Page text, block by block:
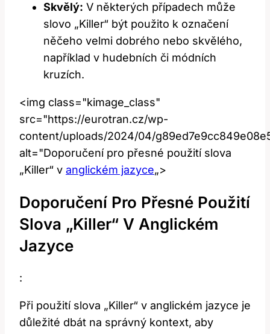
Skvělý: V některých případech může
slovo „Killer“ být použito k označení
něčeho velmi dobrého nebo skvělého,
například v hudebních či módních
kruzích.
<img class="kimage_class"
src="https://eurotran.cz/wp-
content/uploads/2024/04/
alt="Doporučení pro přesné použití slova
„Killer“ v anglickém jazyce„>
Doporučení Pro Přesné Použití
Slova „Killer“ V Anglickém
Jazyce
:
Při použití slova „Killer“ v anglickém jazyce je
důležité dbát na správný kontext, aby